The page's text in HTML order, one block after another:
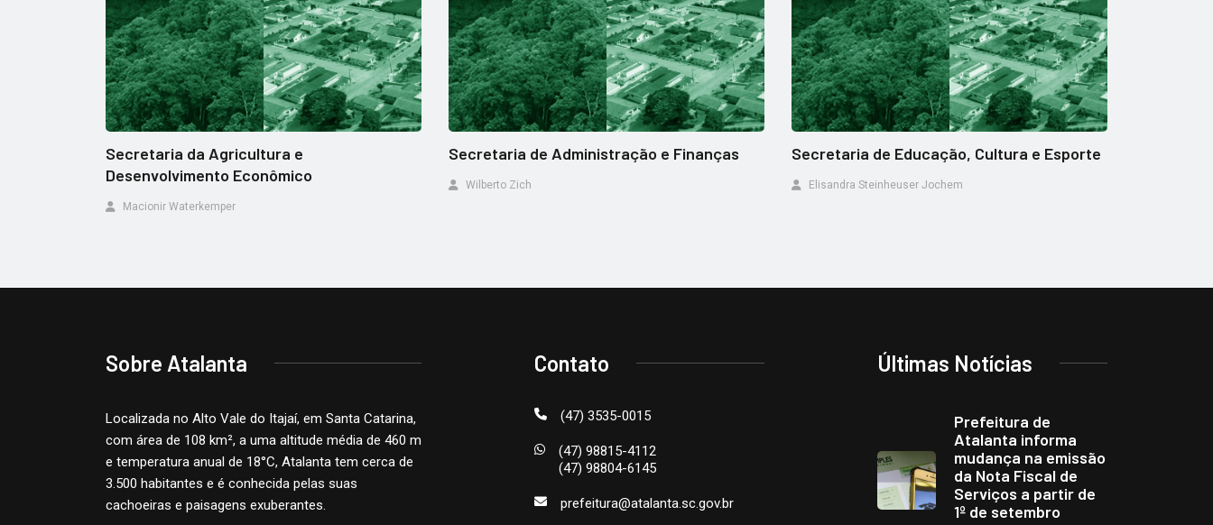
Secretaria da Agricultura e
Desenvolvimento Econômico
Macionir Waterkemper
Secretaria de Administração e Finanças
Wilberto Zich
Secretaria de Educação, Cultura e Esporte
Elisandra Steinheuser Jochem
Sobre Atalanta
Localizada no Alto Vale do Itajaí, em Santa Catarina,
com área de 108 km², a uma altitude média de 460 m
e temperatura anual de 18°C, Atalanta tem cerca de
3.500 habitantes e é conhecida pelas suas
cachoeiras e paisagens exuberantes.
Contato
(47) 3535-0015
(47) 98815-4112
(47) 98804-6145
prefeitura@atalanta.sc.gov.br
Últimas Notícias
Prefeitura de
Atalanta informa
mudança na emissão
da Nota Fiscal de
Serviços a partir de
1º de setembro